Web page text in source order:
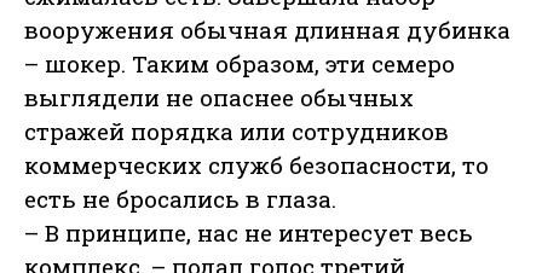
вооружения обычная длинная дубинка
– шокер. Таким образом, эти семеро
выглядели не опаснее обычных
стражей порядка или сотрудников
коммерческих служб безопасности, то
есть не бросались в глаза.
– В принципе, нас не интересует весь
комплекс, – подал голос третий